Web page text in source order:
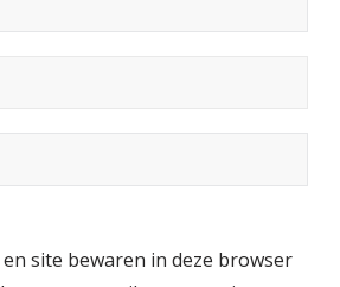
site bewaren in deze browser